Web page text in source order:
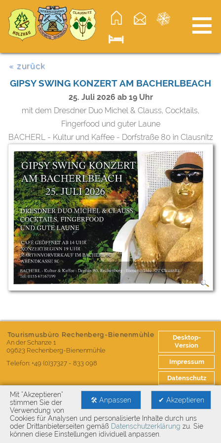
Webbrowser
Startseite
« zurück
GIPSY SWING KONZERT AM BACHERLBEACH
25. Juli 2026 ab 19 Uhr
mit dem Dresdner Duo Michel & Clauss, Cocktails,
Fingerfood und guter Laune
BACHERL - Kultur und Kaffee - Dorfstraße 80 in Clausnitz
≡
Desktop-
Version
Impressum
Datenschutz
Tourismusbüro Rechenberg-Bienenmühle
An der Schanze 1
09623 Rechenberg-Bienenmühle
Telefon: +49 (0)37327 - 833 098
✔ Akzeptieren
🛠 Anpassen
Mit "Akzeptieren"
stimmen Sie der
Verwendung von
Cookies für Analysen und personalisierte Inhalte durch uns
oder Drittanbieterseiten gemäß Datenschutzerklärung zu. Sie
können diese Einstellungen idividuell anpassen.